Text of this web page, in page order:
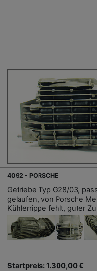
4092 - PORSCHE
Getriebe Typ G28/03,
gelaufen, von Porsche
Kühlerrippe fehlt, guter
Startpreis: 1.300,00 €